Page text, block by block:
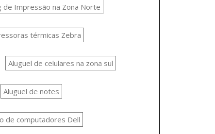
de Impressão na Zona Norte
térmicas Zebra
Aluguel de celulares na zona sul
Aluguel de notes
de computadores Dell